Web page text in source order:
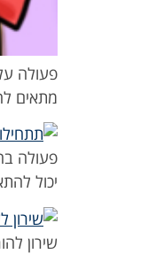
פעולה
מתאים
פעולה
יכול
שירון